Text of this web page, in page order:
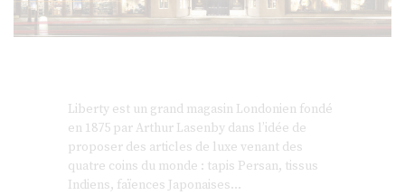
Liberty est un grand magasin Londonien fondé
en 1875 par Arthur Lasenby dans l’idée de
proposer des articles de luxe venant des
quatre coins du monde : tapis Persan, tissus
Indiens, faïences Japonaises…